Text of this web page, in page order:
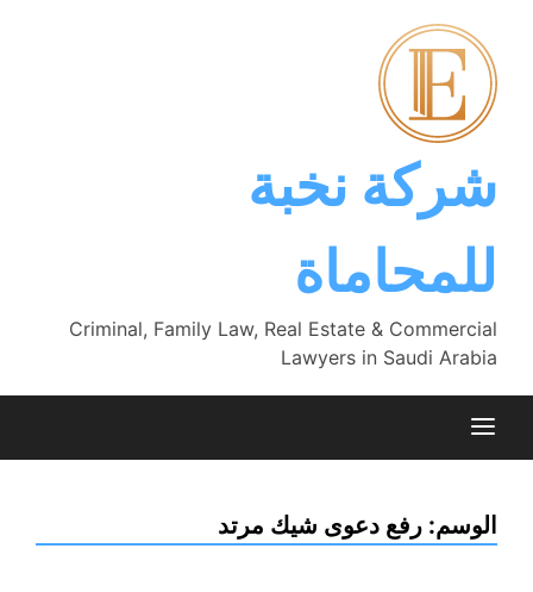
content
شركة نخبة
للمحاماة
Criminal, Family Law, Real Estate & Commercial
Lawyers in Saudi Arabia
الوسم: رفع دعوى شيك مرتد